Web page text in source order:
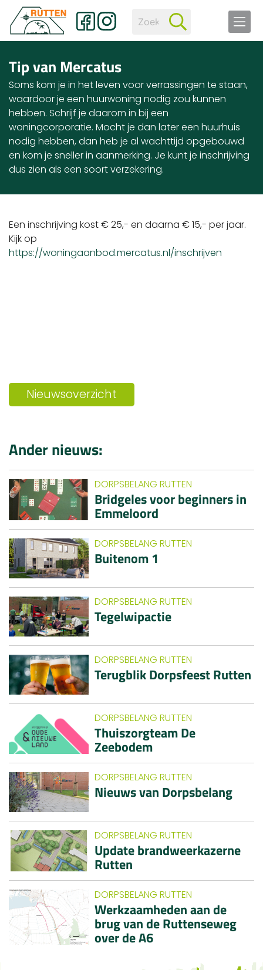
Tip van Mercatus
Soms kom je in het leven voor verrassingen te staan,
waardoor je een huurwoning nodig zou kunnen
hebben. Schrijf je daarom in bij een
woningcorporatie. Mocht je dan later een huurhuis
nodig hebben, dan heb je al wachttijd opgebouwd
en kom je sneller in aanmerking. Je kunt je inschrijving
dus zien als een soort verzekering.
Een inschrijving kost € 25,- en daarna € 15,- per jaar.
Kijk op
https://woningaanbod.mercatus.nl/inschrijven
Nieuwsoverzicht
Ander nieuws:
DORPSBELANG RUTTEN
Bridgeles voor beginners in
Emmeloord
DORPSBELANG RUTTEN
Buitenom 1
DORPSBELANG RUTTEN
Tegelwipactie
DORPSBELANG RUTTEN
Terugblik Dorpsfeest Rutten
DORPSBELANG RUTTEN
Thuiszorgteam De
Zeebodem
DORPSBELANG RUTTEN
Nieuws van Dorpsbelang
DORPSBELANG RUTTEN
Update brandweerkazerne
Rutten
DORPSBELANG RUTTEN
Werkzaamheden aan de
brug van de Ruttenseweg
over de A6